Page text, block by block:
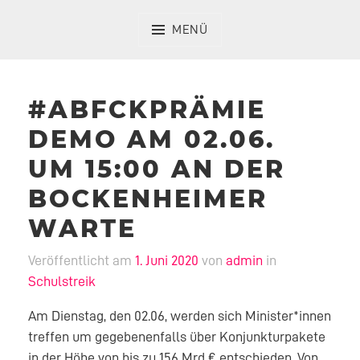
MENÜ
#ABFCKPRÄMIE
DEMO AM 02.06.
UM 15:00 AN DER
BOCKENHEIMER
WARTE
Veröffentlicht am 1. Juni 2020 von admin in
Schulstreik
Am Dienstag, den 02.06, werden sich Minister*innen
treffen um gegebenenfalls über Konjunkturpakete